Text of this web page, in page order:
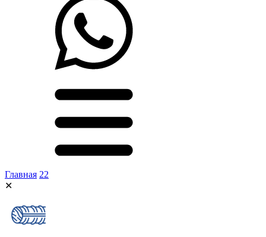
Главная 22
✕